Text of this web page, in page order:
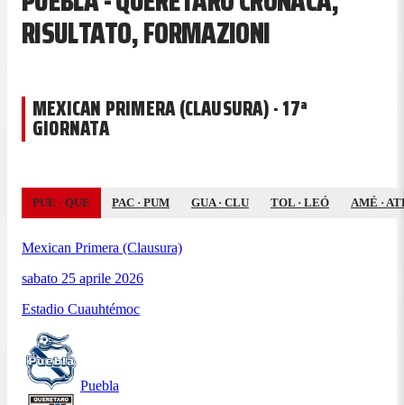
RISULTATO, FORMAZIONI
MEXICAN PRIMERA (CLAUSURA) · 17ª
GIORNATA
PUE · QUE PAC · PUM GUA· CLU TOL · LEÓ AMÉ ·
Mexican Primera (Clausura)
sabato 25 aprile 2026
Estadio Cuauhtémoc
Puebla